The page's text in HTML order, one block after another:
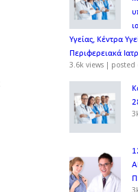
Υγείας, Κέντρα
Περιφερειακά
3.6k views | posted